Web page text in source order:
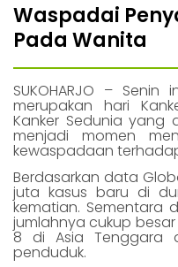
Waspadai
Pada Wanita
SUKOHARJO –
merupakan hari
Kanker Sedunia yang
menjadi momen
kewaspadaan
Berdasarkan data
juta kasus baru di
kematian. Sementara
jumlahnya cukup
8 di Asia Tenggara
penduduk.